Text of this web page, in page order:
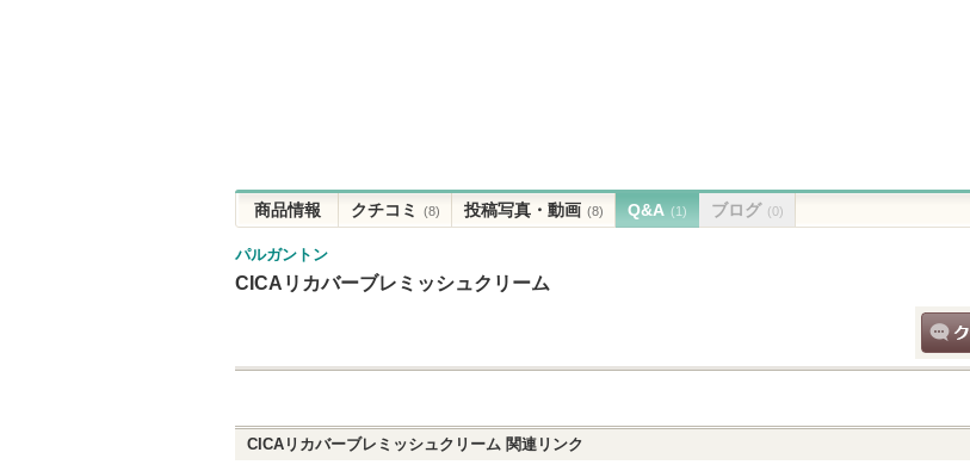
商品情報 クチコミ (8) 投稿写真・動画 (8) Q&A (1) ブログ (0)
パルガントン
CICAリカバーブレミッシュクリーム
CICAリカバーブレミッシュクリーム 関連リンク